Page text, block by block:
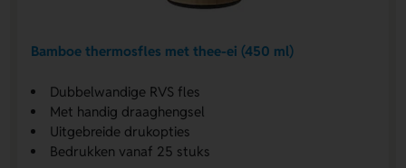
Bamboe thermosfles met thee-ei (450 ml)
Dubbelwandige RVS fles
Met handig draaghengsel
Uitgebreide drukopties
Bedrukken vanaf 25 stuks